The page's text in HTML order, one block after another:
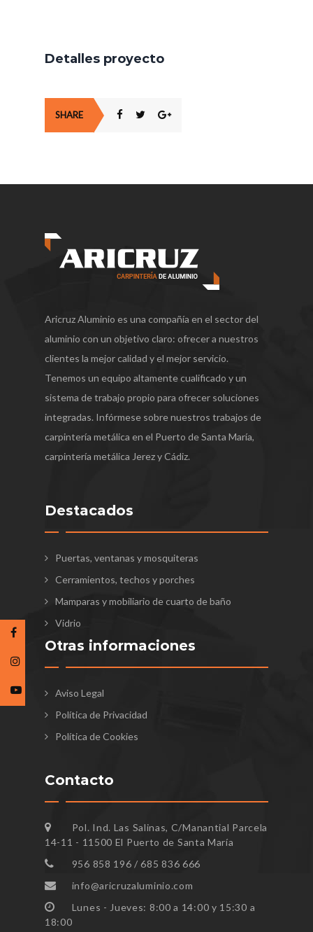
Detalles proyecto
SHARE
Aricruz Aluminio es una compañía en el sector del
aluminio con un objetivo claro: ofrecer a nuestros
clientes la mejor calidad y el mejor servicio.
Tenemos un equipo altamente cualificado y un
sistema de trabajo propio para ofrecer soluciones
integradas. Infórmese sobre nuestros trabajos de
carpintería metálica en el Puerto de Santa María,
carpintería metálica Jerez y Cádiz.
Destacados
Puertas, ventanas y mosquiteras
Cerramientos, techos y porches
Mamparas y mobiliario de cuarto de baño
Vidrio
Otras informaciones
Aviso Legal
Política de Privacidad
Política de Cookies
Contacto
Pol. Ind. Las Salinas, C/Manantial Parcela
14-11 - 11500 El Puerto de Santa María
956 858 196 / 685 836 666
info@aricruzaluminio.com
Lunes - Jueves: 8:00 a 14:00 y 15:30 a
18:00